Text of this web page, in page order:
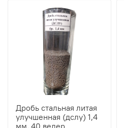
Дробь стальная литая
улучшенная (дслу) 1,4